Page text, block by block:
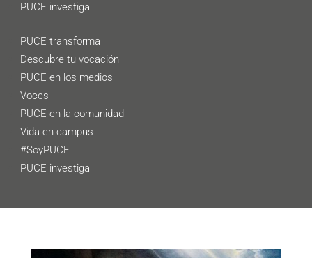
PUCE investiga
PUCE transforma
Descubre tu vocación
PUCE en los medios
Voces
PUCE en la comunidad
Vida en campus
#SoyPUCE
PUCE investiga